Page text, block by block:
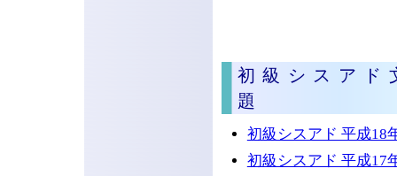
初級シスアド
題
初級シスアド 平成18
初級シスアド 平成17